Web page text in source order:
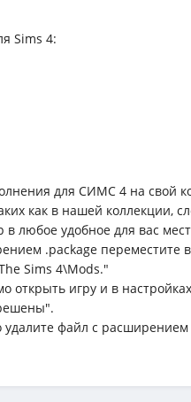
Sims 4:
для СИМС 4 на свой
как в нашей коллекции,
любое удобное для вас
.package переместите
Sims 4\Mods."
открыть игру и в
файл с